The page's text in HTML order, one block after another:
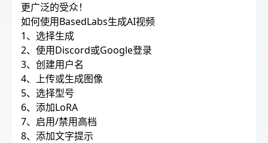
更广泛的受众！
如何使用BasedLabs生成AI视频
1、选择生成
2、使用Discord或Google登录
3、创建用户名
4、上传或生成图像
5、选择型号
6、添加LoRA
7、启用/禁用高档
8、添加文字提示